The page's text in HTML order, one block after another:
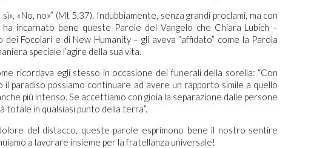
sì», «No, no»” (Mt 5,37). Indubbiamente, senza grandi proclami, ma con
incarnato bene queste Parole del Vangelo che Chiara Lubich –
Focolari e di New Humanity – gli aveva “affidato” come la Parola
speciale l’agire della sua vita.
ricordava egli stesso in occasione dei funerali della sorella: “Con
il paradiso possiamo continuare ad avere un rapporto simile a quello
più intenso. Se accettiamo con gioia la separazione dalle persone
totale in qualsiasi punto della terra”.
del distacco, queste parole esprimono bene il nostro sentire
a lavorare insieme per la fratellanza universale!